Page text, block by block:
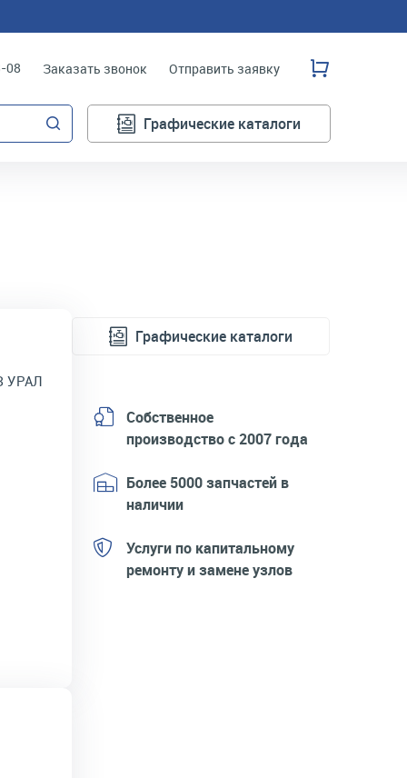
08 Заказать звонок Отправить заявку
Графические каталоги
УРАЛ
Графические каталоги
Собственное
производство с 2007 года
Более 5000 запчастей в
наличии
Услуги по капитальному
ремонту и замене узлов